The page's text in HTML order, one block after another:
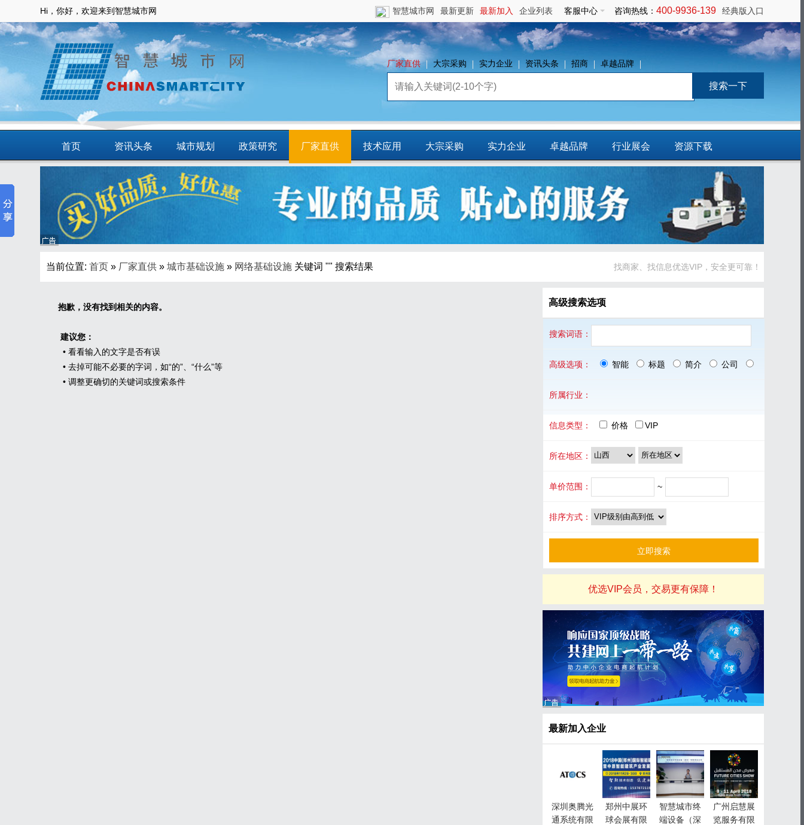
Hi，你好，欢迎来到智慧城市网 经典版入口
咨询热线： 400-9936-139
客服中心
企业列表
最新加入
最新更新
智慧城市网
厂家直供 大宗采购 实力企业 资讯头条 招商 卓越品牌
首页 资讯头条 城市规划 政策研究 厂家直供 技术应用 大宗采购 实力企业 卓越品牌 行业展会 资源下载
智慧应用 商圈
业智库
免费发布信息
当前位置: 首页 » 厂家直供 » 城市基础设施 » 网络基础设施 关键词 "" 搜索结果 找商家、找信息优选VIP，安全更可靠！
抱歉，没有找到相关的内容。
建议您：
• 看看输入的文字是否有误
• 去掉可能不必要的字词，如“的”、“什么”等
• 调整更确切的关键词或搜索条件
高级搜索选项
搜索词语：
高级选项： 智能 标题 简介 公司
品牌
所属行业：
信息类型： 价格 VIP
所在地区：
单价范围： ~
排序方式：
优选VIP会员，交易更有保障！
最新加入企业
深圳奥腾光
通系统有限
郑州中展环
球会展有限
智慧城市终
端设备（深
广州启慧展
览服务有限